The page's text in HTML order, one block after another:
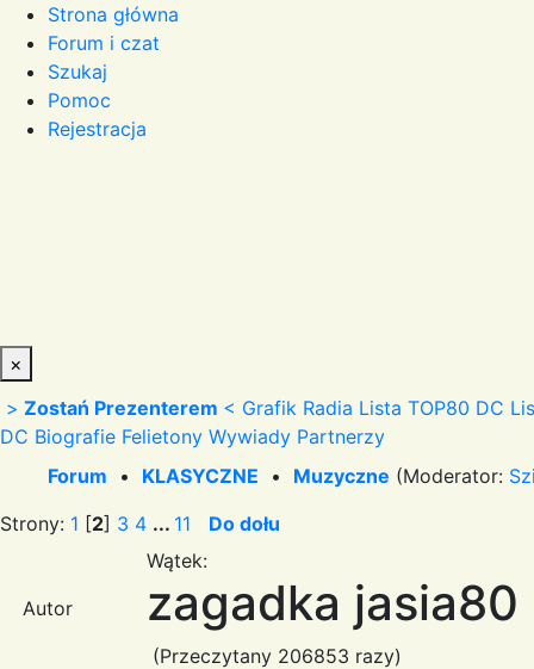
Strona główna
Forum i czat
Szukaj
Pomoc
Rejestracja
×
> Zostań Prezenterem < Grafik Radia Lista TOP80 DC
DC Biografie Felietony Wywiady Partnerzy
Forum • KLASYCZNE • Muzyczne (Moderator:
Strony: 1 [2] 3 4 ... 11 Do dołu
Autor
Wątek:
zagadka jasia80
(Przeczytany 206853 razy)